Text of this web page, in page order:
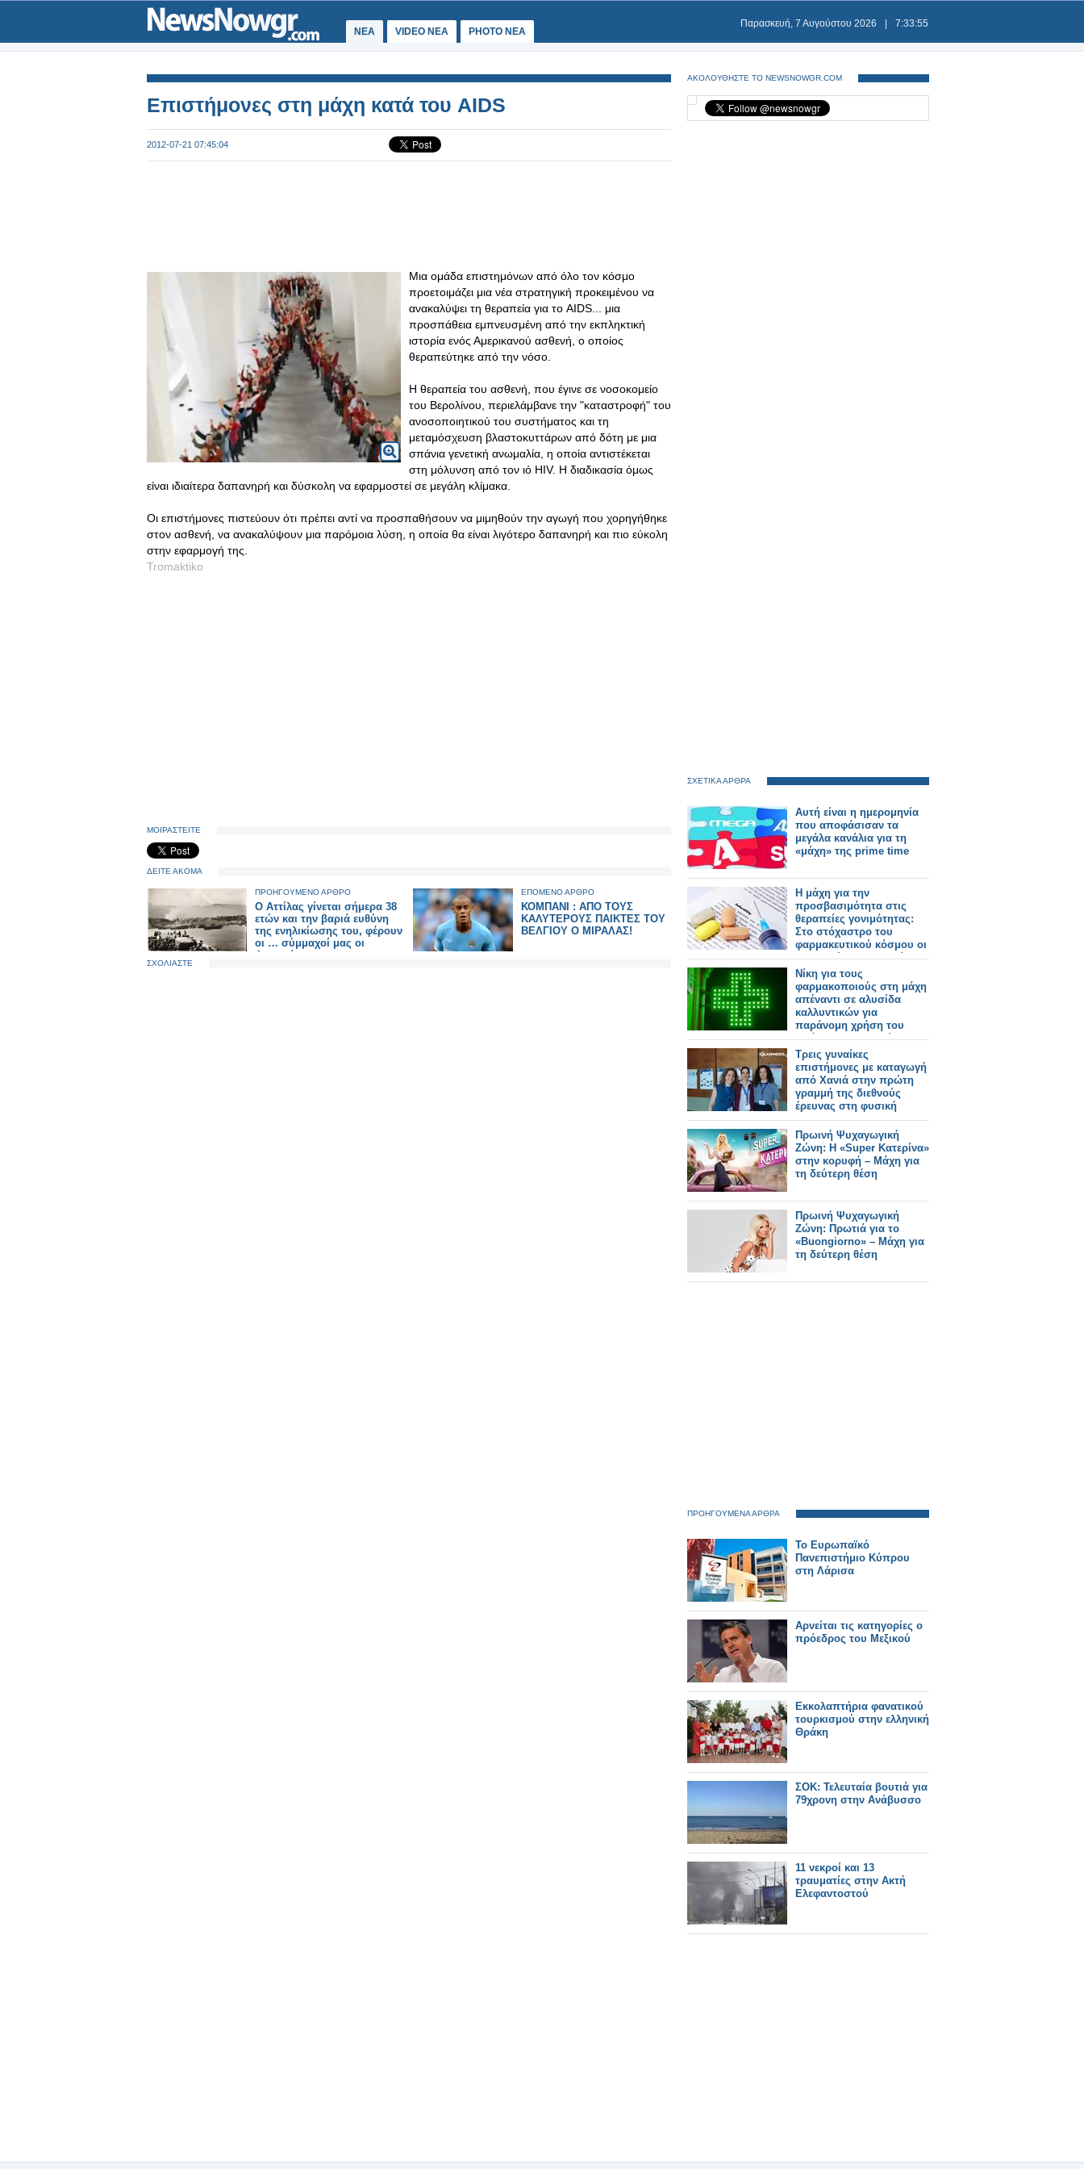
ΝΕΑ VIDEO NEA PHOTO NEA
Παρασκευή, 7 Αυγούστου 2026 7:33:55
Επιστήμονες στη μάχη κατά του AIDS
2012-07-21 07:45:04
Μια ομάδα επιστημόνων από όλο τον κόσμο
προετοιμάζει μια νέα στρατηγική προκειμένου να
ανακαλύψει τη θεραπεία για το AIDS... μια
προσπάθεια εμπνευσμένη από την εκπληκτική
ιστορία ενός Αμερικανού ασθενή, ο οποίος
θεραπεύτηκε από την νόσο.
Η θεραπεία του ασθενή, που έγινε σε νοσοκομείο
του Βερολίνου, περιελάμβανε την "καταστροφή" του
ανοσοποιητικού του συστήματος και τη
μεταμόσχευση βλαστοκυττάρων από δότη με μια
σπάνια γενετική ανωμαλία, η οποία αντιστέκεται
στη μόλυνση από τον ιό HIV. Η διαδικασία όμως
είναι ιδιαίτερα δαπανηρή και δύσκολη να εφαρμοστεί σε μεγάλη κλίμακα.
Οι επιστήμονες πιστεύουν ότι πρέπει αντί να προσπαθήσουν να μιμηθούν την αγωγή που χορηγήθηκε
στον ασθενή, να ανακαλύψουν μια παρόμοια λύση, η οποία θα είναι λιγότερο δαπανηρή και πιο εύκολη
στην εφαρμογή της.
Tromaktiko
ΜΟΙΡΑΣΤΕΙΤΕ
ΔΕΙΤΕ ΑΚΟΜΑ
ΠΡΟΗΓΟΥΜΕΝΟ ΑΡΘΡΟ
Ο Αττίλας γίνεται σήμερα 38
ετών και την βαριά ευθύνη
της ενηλικίωσης του, φέρουν
οι … σύμμαχοί μας οι
Αμερικάνοι
ΕΠΟΜΕΝΟ ΑΡΘΡΟ
ΚΟΜΠΑΝΙ : ΑΠΟ ΤΟΥΣ
ΚΑΛΥΤΕΡΟΥΣ ΠΑΙΚΤΕΣ ΤΟΥ
ΒΕΛΓΙΟΥ Ο ΜΙΡΑΛΑΣ!
ΣΧΟΛΙΑΣΤΕ
ΑΚΟΛΟΥΘΗΣΤΕ ΤΟ NEWSNOWGR.COM
ΣΧΕΤΙΚΑ ΑΡΘΡΑ
Αυτή είναι η ημερομηνία
που αποφάσισαν τα
μεγάλα κανάλια για τη
«μάχη» της prime time
Η μάχη για την
προσβασιμότητα στις
θεραπείες γονιμότητας:
Στο στόχαστρο του
φαρμακευτικού κόσμου οι
πρακτικές της εταιρείας
Merck
Νίκη για τους
φαρμακοποιούς στη μάχη
απέναντι σε αλυσίδα
καλλυντικών για
παράνομη χρήση του
πράσινου σταυρού
Τρεις γυναίκες
επιστήμονες με καταγωγή
από Χανιά στην πρώτη
γραμμή της διεθνούς
έρευνας στη φυσική
Πρωινή Ψυχαγωγική
Ζώνη: Η «Super Κατερίνα»
στην κορυφή – Μάχη για
τη δεύτερη θέση
Πρωινή Ψυχαγωγική
Ζώνη: Πρωτιά για το
«Buongiorno» – Μάχη για
τη δεύτερη θέση
ΠΡΟΗΓΟΥΜΕΝΑ ΑΡΘΡΑ
Το Ευρωπαϊκό
Πανεπιστήμιο Κύπρου
στη Λάρισα
Αρνείται τις κατηγορίες ο
πρόεδρος του Μεξικού
Εκκολαπτήρια φανατικού
τουρκισμού στην ελληνική
Θράκη
ΣΟΚ: Τελευταία βουτιά για
79χρονη στην Ανάβυσσο
11 νεκροί και 13
τραυματίες στην Ακτή
Ελεφαντοστού